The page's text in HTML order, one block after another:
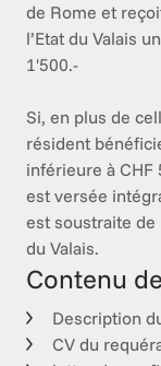
de Rome et
l’Etat du Valais
1'500.-
Si, en plus de
résident
inférieure à CHF
est versée
est soustraite de
du Valais.
Contenu
Description
CV du